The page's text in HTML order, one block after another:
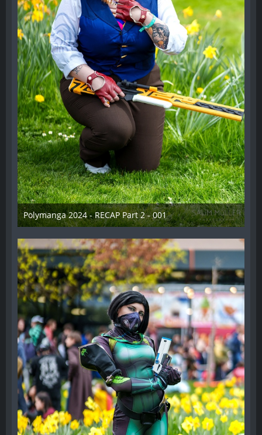
Polymanga 2024 - RECAP Part 2 - 001
29. April 2024